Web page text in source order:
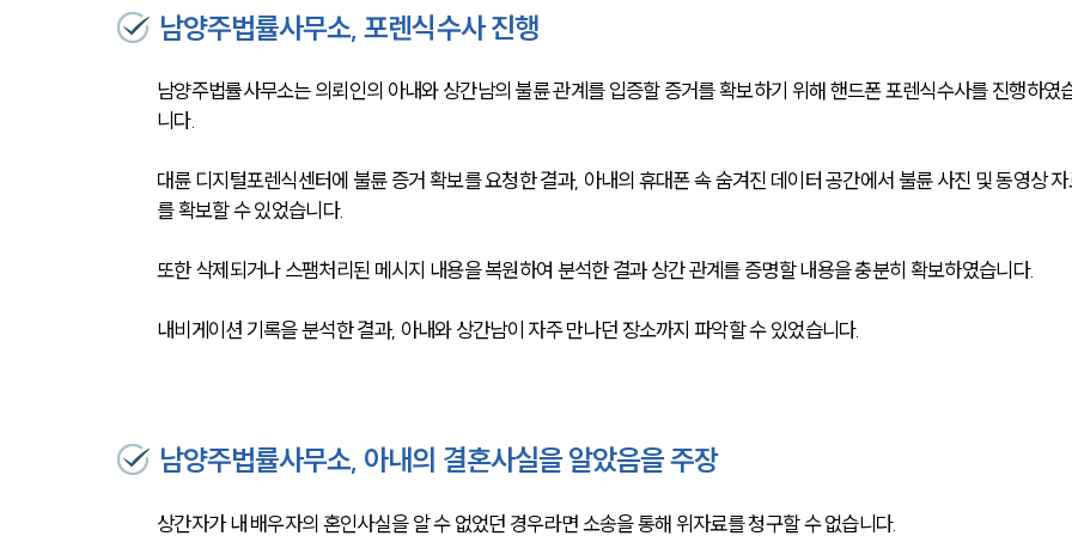
남양주법률사무소, 포렌식수사 진행
남양주법률사무소는 의뢰인의 아내와 상간남의 불륜 관계를 입증할 증거를 확보하기 위해 핸드폰 포렌식수사를 진행하였
니다.
대륜 디지털포렌식센터에 불륜 증거 확보를 요청한 결과, 아내의 휴대폰 속 숨겨진 데이터 공간에서 불륜 사진 및 동영상
를 확보할 수 있었습니다.
또한 삭제되거나 스팸처리된 메시지 내용을 복원하여 분석한 결과 상간 관계를 증명할 내용을 충분히 확보하였습니다.
내비게이션 기록을 분석한 결과, 아내와 상간남이 자주 만나던 장소까지 파악할 수 있었습니다.
남양주법률사무소, 아내의 결혼사실을 알았음을 주장
상간자가 내 배우자의 혼인사실을 알 수 없었던 경우라면 소송을 통해 위자료를 청구할 수 없습니다.